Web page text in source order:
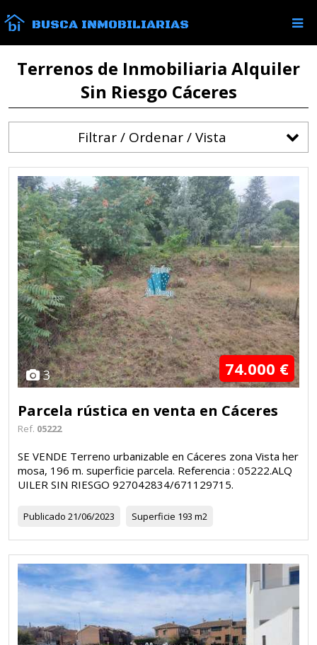
BUSCA INMOBILIARIAS
Terrenos de Inmobiliaria Alquiler
Sin Riesgo Cáceres
Filtrar / Ordenar / Vista
3 74.000 €
Parcela rústica en venta en Cáceres
Ref. 05222
SE VENDE Terreno urbanizable en Cáceres zona Vista her
mosa, 196 m. superficie parcela. Referencia : 05222.ALQ
UILER SIN RIESGO 927042834/671129715.
Publicado 21/06/2023 Superficie 193 m2